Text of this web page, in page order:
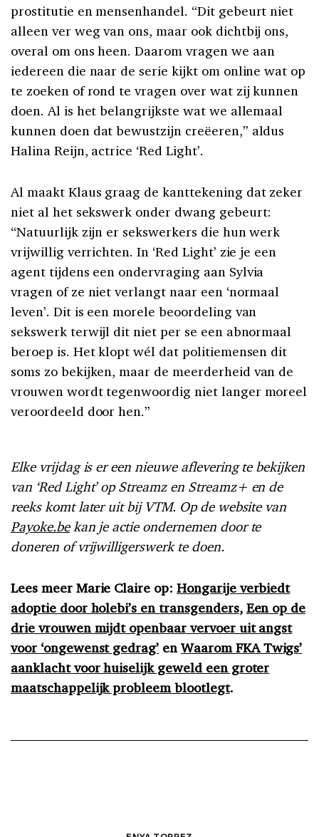
prostitutie en mensenhandel. “Dit gebeurt niet
alleen ver weg van ons, maar ook dichtbij ons,
overal om ons heen. Daarom vragen we aan
iedereen die naar de serie kijkt om online wat op
te zoeken of rond te vragen over wat zij kunnen
doen. Al is het belangrijkste wat we allemaal
kunnen doen dat bewustzijn creëeren,” aldus
Halina Reijn, actrice ‘Red Light’.
Al maakt Klaus graag de kanttekening dat zeker
niet al het sekswerk onder dwang gebeurt:
“Natuurlijk zijn er sekswerkers die hun werk
vrijwillig verrichten. In ‘Red Light’ zie je een
agent tijdens een ondervraging aan Sylvia
vragen of ze niet verlangt naar een ‘normaal
leven’. Dit is een morele beoordeling van
sekswerk terwijl dit niet per se een abnormaal
beroep is. Het klopt wél dat politiemensen dit
soms zo bekijken, maar de meerderheid van de
vrouwen wordt tegenwoordig niet langer moreel
veroordeeld door hen.”
Elke vrijdag is er een nieuwe aflevering te bekijken
van ‘Red Light’ op Streamz en Streamz+ en de
reeks komt later uit bij VTM. Op de website van
Payoke.bekan je actie ondernemen door te
doneren of vrijwilligerswerk te doen.
Lees meer Marie Claire op: Hongarije verbiedt
adoptie door holebi’s en transgenders, Een op de
drie vrouwen mijdt openbaar vervoer uit angst
voor ‘ongewenst gedrag’ enWaarom FKA Twigs’
aanklacht voor huiselijk geweld een groter
maatschappelijk probleem blootlegt.